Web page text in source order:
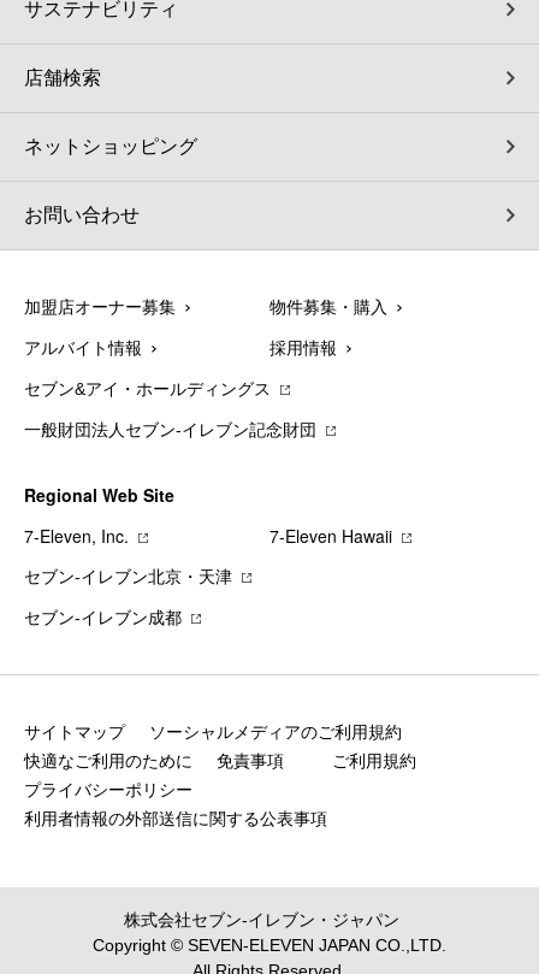
サステナビリティ
店舗検索
ネットショッピング
お問い合わせ
加盟店オーナー募集 物件募集・購入
アルバイト情報 採用情報
セブン&アイ・ホールディングス
一般財団法人セブン-イレブン記念財団
Regional Web Site
7‐Eleven, Inc.
7‐Eleven Hawaii
セブン‐イレブン北京・天津
セブン‐イレブン成都
サイトマップ
ソーシャルメディアのご利用規約
快適なご利用のために
免責事項
ご利用規約
プライバシーポリシー
利用者情報の外部送信に関する公表事項
株式会社セブン‐イレブン・ジャパン
Copyright © SEVEN-ELEVEN JAPAN CO.,LTD.